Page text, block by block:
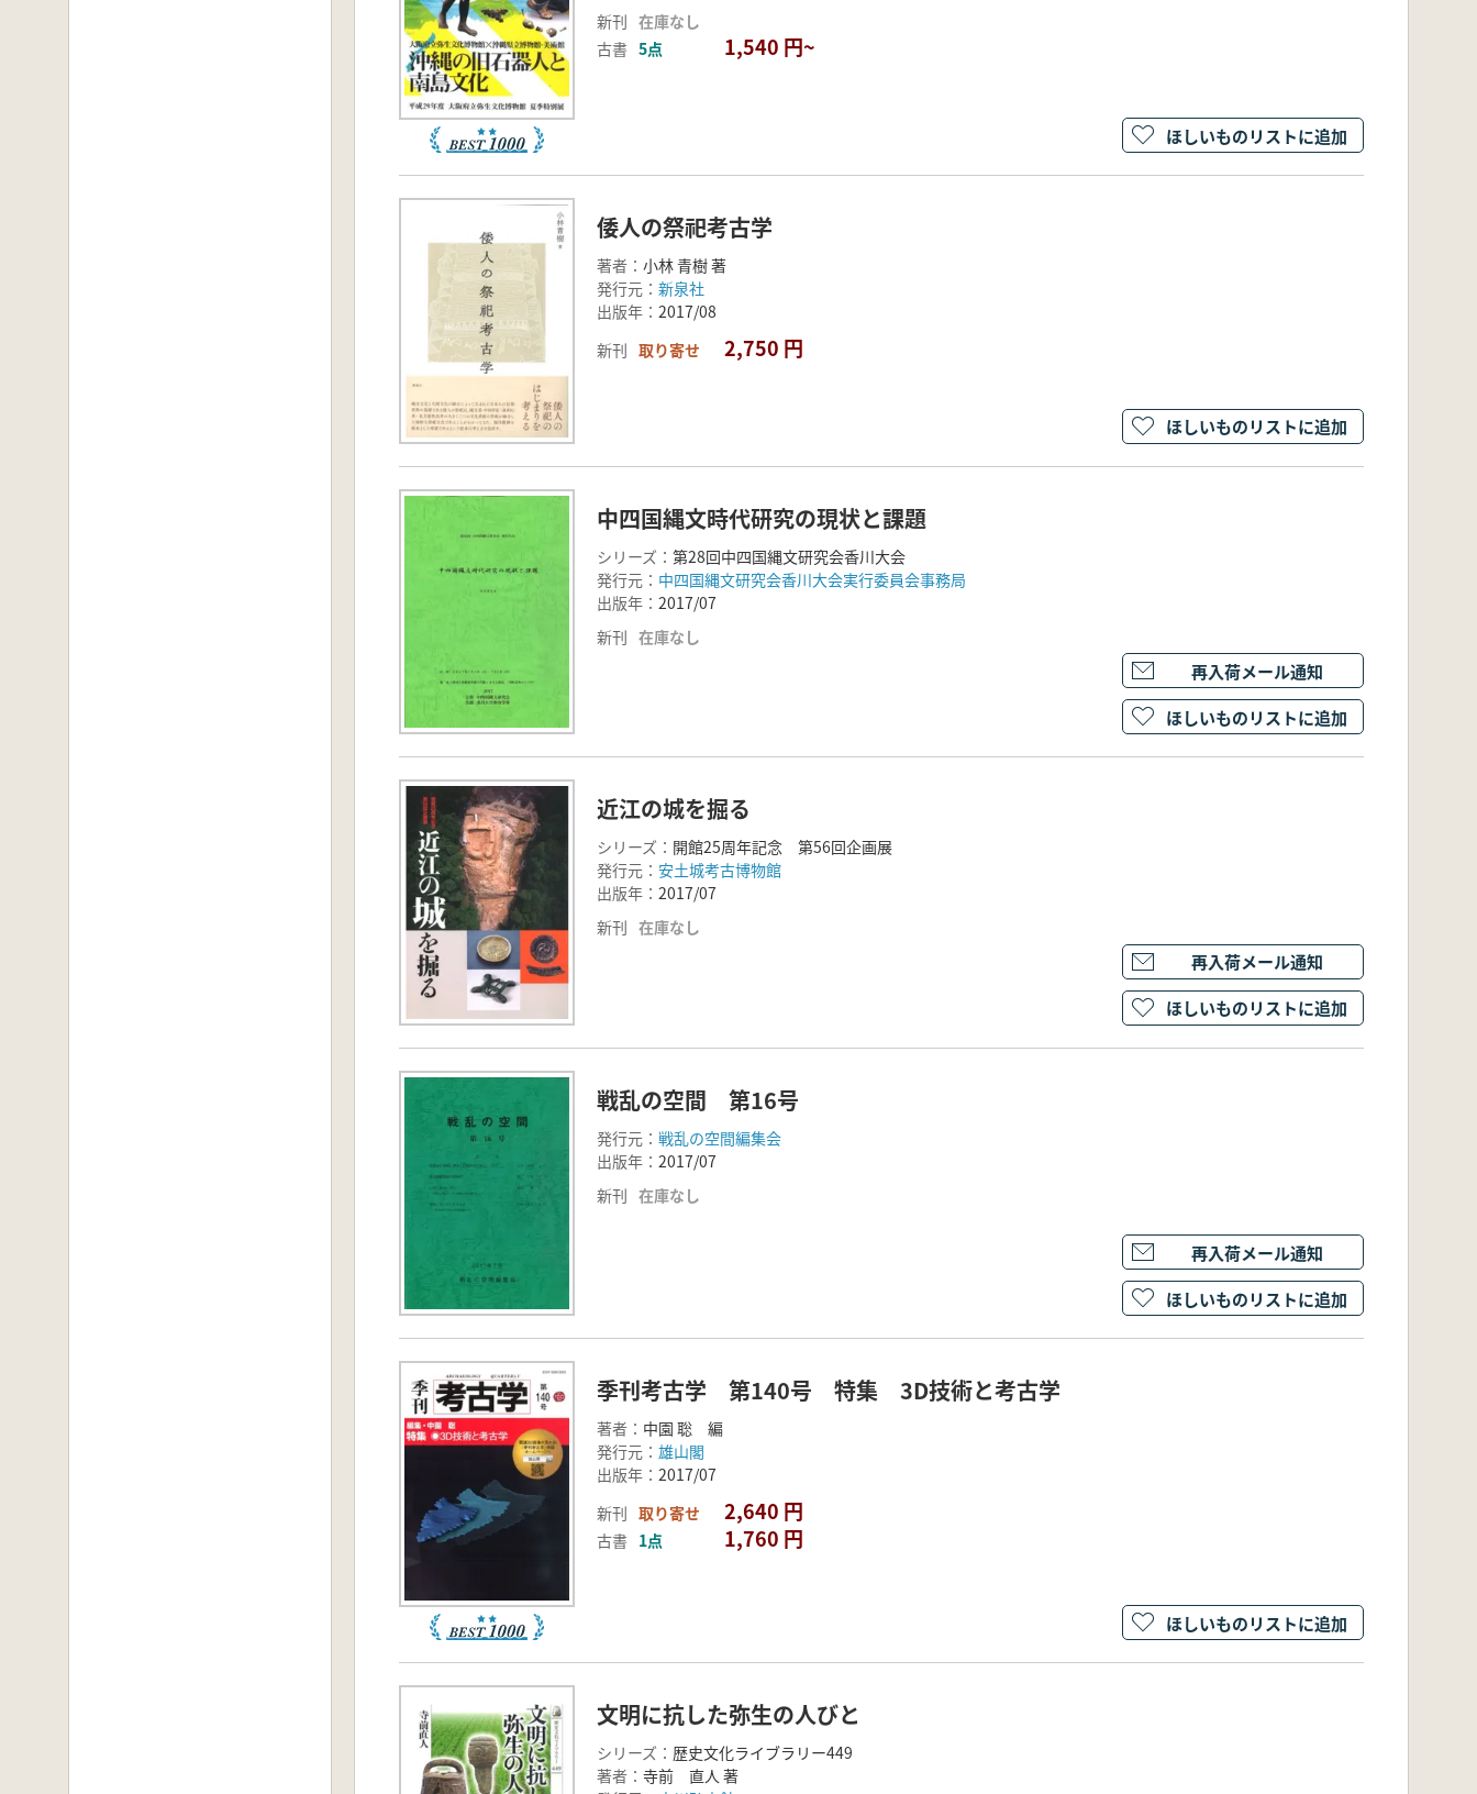
新刊 在庫なし
古書 5点 1,540 円~
ほしいものリストに追加
倭人の祭祀考古学
著者： 小林 青樹 著
発行元： 新泉社
出版年： 2017/08
新刊 取り寄せ 2,750 円
ほしいものリストに追加
中四国縄文時代研究の現状と課題
シリーズ： 第28回中四国縄文研究会香川大会
発行元： 中四国縄文研究会香川大会実行委員会事務局
出版年： 2017/07
新刊 在庫なし
再入荷メール通知
ほしいものリストに追加
近江の城を掘る
シリーズ： 開館25周年記念 第56回企画展
発行元： 安土城考古博物館
出版年： 2017/07
新刊 在庫なし
再入荷メール通知
ほしいものリストに追加
戦乱の空間 第16号
発行元： 戦乱の空間編集会
出版年： 2017/07
新刊 在庫なし
再入荷メール通知
ほしいものリストに追加
季刊考古学 第140号 特集 3D技術と考古学
著者： 中園 聡 編
発行元： 雄山閣
出版年： 2017/07
新刊 取り寄せ 2,640 円
古書 1点 1,760 円
ほしいものリストに追加
文明に抗した弥生の人びと
シリーズ： 歴史文化ライブラリー449
著者： 寺前 直人 著